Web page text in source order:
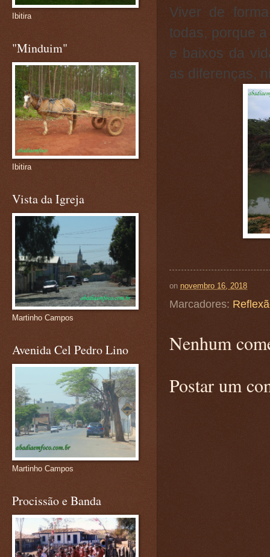
Viver de
todas, porque
e baixos da
as diferenças,
on novembro 16, 2018
Marcadores:
Nenhum
Postar um
Ibitira
"Minduim"
Ibitira
Vista da Igreja
Martinho Campos
Avenida Cel Pedro Lino
Martinho Campos
Procissão e Banda